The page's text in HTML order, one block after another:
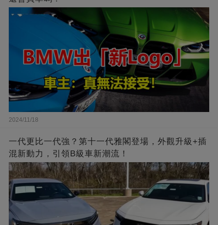
2024/11/18
一代更比一代強？第十一代雅閣登場，外觀升級+插
混新動力，引領B級車新潮流！